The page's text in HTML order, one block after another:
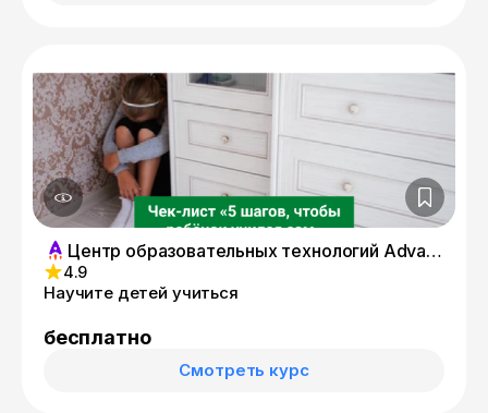
Центр образовательных технологий Advance
4.9
Научите детей учиться
бесплатно
Смотреть курс